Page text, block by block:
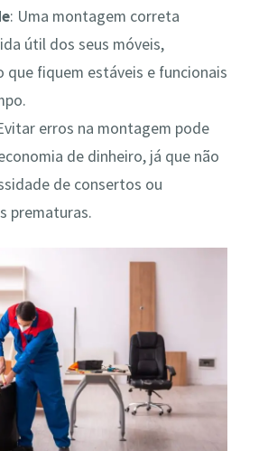
: Uma montagem correta
útil dos seus móveis,
que fiquem estáveis e funcionais
erros na montagem pode
de dinheiro, já que não
de consertos ou
prematuras.